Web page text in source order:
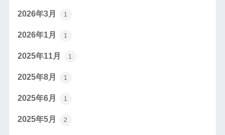
2026年3月 1
2026年1月 1
2025年11月 1
2025年8月 1
2025年6月 1
2025年5月 2